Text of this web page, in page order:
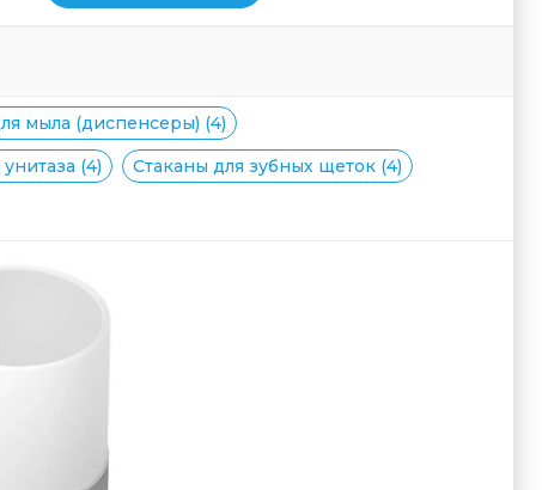
мыла (диспенсеры) (4)
(4)
Стаканы для зубных щеток (4)